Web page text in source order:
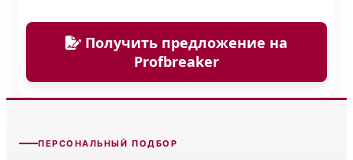
Получить предложение на
Profbreaker
ПЕРСОНАЛЬНЫЙ ПОДБОР